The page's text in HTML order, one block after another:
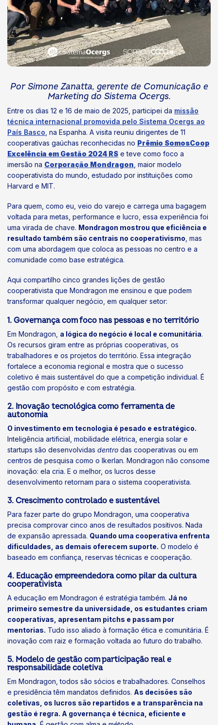
Por Simone Zanatta, gerente de Comunicação e
Marketing do Sistema Ocergs.
Entre os dias 12 e 16 de maio de 2025, participei da missão
técnica internacional promovida pelo Sistema Ocergs ao
País Basco , na Espanha. A visita reuniu dirigentes de 11
cooperativas gaúchas reconhecidas no Prêmio SomosCoop
Excelência em Gestão 2024 RS e teve como foco a
imersão na Corporação Mondragon , maior modelo
cooperativista do mundo, estudado por instituições como
Harvard e MIT.
Para quem, como eu, veio do varejo e carrega uma bagagem
voltada para metas, performance e lucro, essa experiência foi
uma virada de chave. Mondragon mostrou que eficiência e
resultado também são centrais no cooperativismo , mas
com uma abordagem que coloca as pessoas no centro e a
comunidade como base estratégica.
Aqui compartilho cinco grandes lições de gestão
cooperativista que Mondragon me ensinou e que podem
transformar qualquer negócio, em qualquer setor:
1. Governança com foco nas pessoas e no território
Em Mondragon, a lógica do negócio é local e comunitária.
Os recursos giram entre as próprias cooperativas, os
trabalhadores e os projetos do território. Essa integração
fortalece a economia regional e mostra que o sucesso
coletivo é mais sustentável do que a competição individual. É
gestão com propósito e com estratégia.
2. Inovação tecnológica como ferramenta de
autonomia
O investimento em tecnologia é pesado e estratégico.
Inteligência artificial, mobilidade elétrica, energia solar e
startups são desenvolvidas dentro das cooperativas ou em
centros de pesquisa como o Ikerlan. Mondragon não consome
inovação: ela cria. E o melhor, os lucros desse
desenvolvimento retornam para o sistema cooperativista.
3. Crescimento controlado e sustentável
Para fazer parte do grupo Mondragon, uma cooperativa
precisa comprovar cinco anos de resultados positivos. Nada
de expansão apressada. Quando uma cooperativa enfrenta
dificuldades, as demais oferecem suporte. O modelo é
baseado em confiança, reservas técnicas e cooperação.
4. Educação empreendedora como pilar da cultura
cooperativista
A educação em Mondragon é estratégia também. Já no
primeiro semestre da universidade, os estudantes criam
cooperativas, apresentam pitchs e passam por
mentorias. Tudo isso aliado à formação ética e comunitária. É
inovação com raiz e formação voltada ao futuro do trabalho.
5. Modelo de gestão com participação real e
responsabilidade coletiva
Em Mondragon, todos são sócios e trabalhadores. Conselhos
e presidência têm mandatos definidos. As decisões são
coletivas, os lucros são repartidos e a transparência na
gestão é regra. A governança é técnica, eficiente e